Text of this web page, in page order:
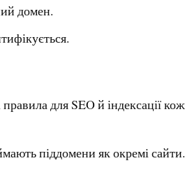
домен.
для SEO й індексації
піддомени як окремі сайти.